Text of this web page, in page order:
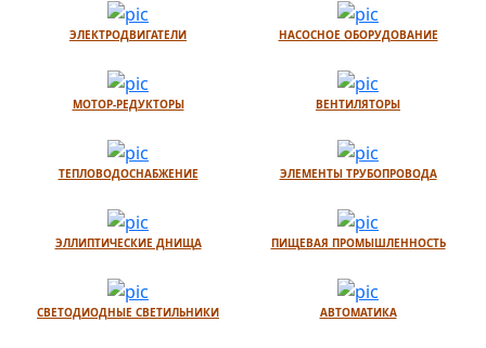
ЭЛЕКТРОДВИГАТЕЛИ НАСОСНОЕ ОБОРУДОВАНИЕ
МОТОР-РЕДУКТОРЫ ВЕНТИЛЯТОРЫ
ТЕПЛОВОДОСНАБЖЕНИЕ ЭЛЕМЕНТЫ ТРУБОПРОВОДА
ЭЛЛИПТИЧЕСКИЕ ДНИЩА ПИЩЕВАЯ ПРОМЫШЛЕННОСТЬ
СВЕТОДИОДНЫЕ СВЕТИЛЬНИКИ АВТОМАТИКА